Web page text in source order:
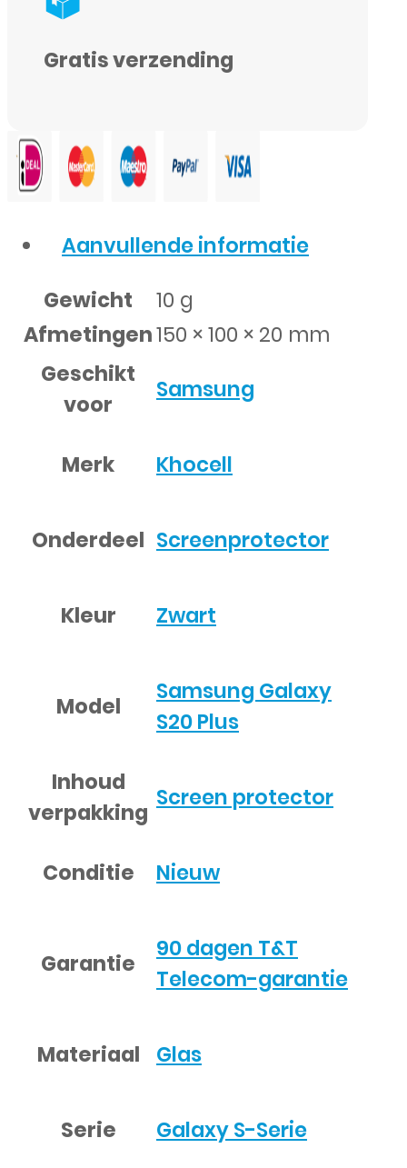
Gratis verzending
Aanvullende informatie
Gewicht
10 g
Afmetingen150 × 100 × 20 mm
Geschikt
voor
Samsung
Merk Khocell
Onderdeel Screenprotector
Kleur Zwart
Model
Samsung Galaxy
S20 Plus
Inhoud
verpakking
Screen protector
Conditie Nieuw
Garantie
90 dagen T&T
Telecom-garantie
Materiaal Glas
Serie Galaxy S-Serie